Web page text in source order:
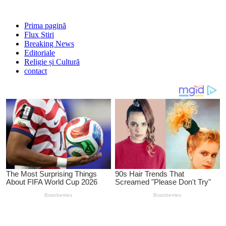
Prima pagină
Flux Stiri
Breaking News
Editoriale
Religie și Cultură
contact